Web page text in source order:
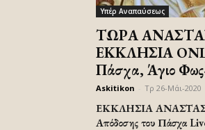
Υπέρ Αναπαύσεως
ΤΩΡΑ
ΕΚΚΛΗΣΙΑ
Πάσχα, Άγιο
Askitikon Τρ 26-Μάι-2020
ΕΚΚΛΗΣΙΑ ΑΝΑΣΤΑΣΗ
Απόδοσης του Πάσχα